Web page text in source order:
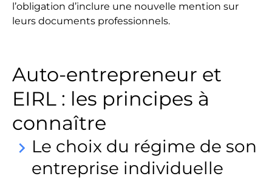
l’obligation d’inclure une nouvelle mention sur
leurs documents professionnels.
Auto-entrepreneur et
EIRL : les principes à
connaître
keyboard_arrow_right Le choix du régime de son
entreprise individuelle